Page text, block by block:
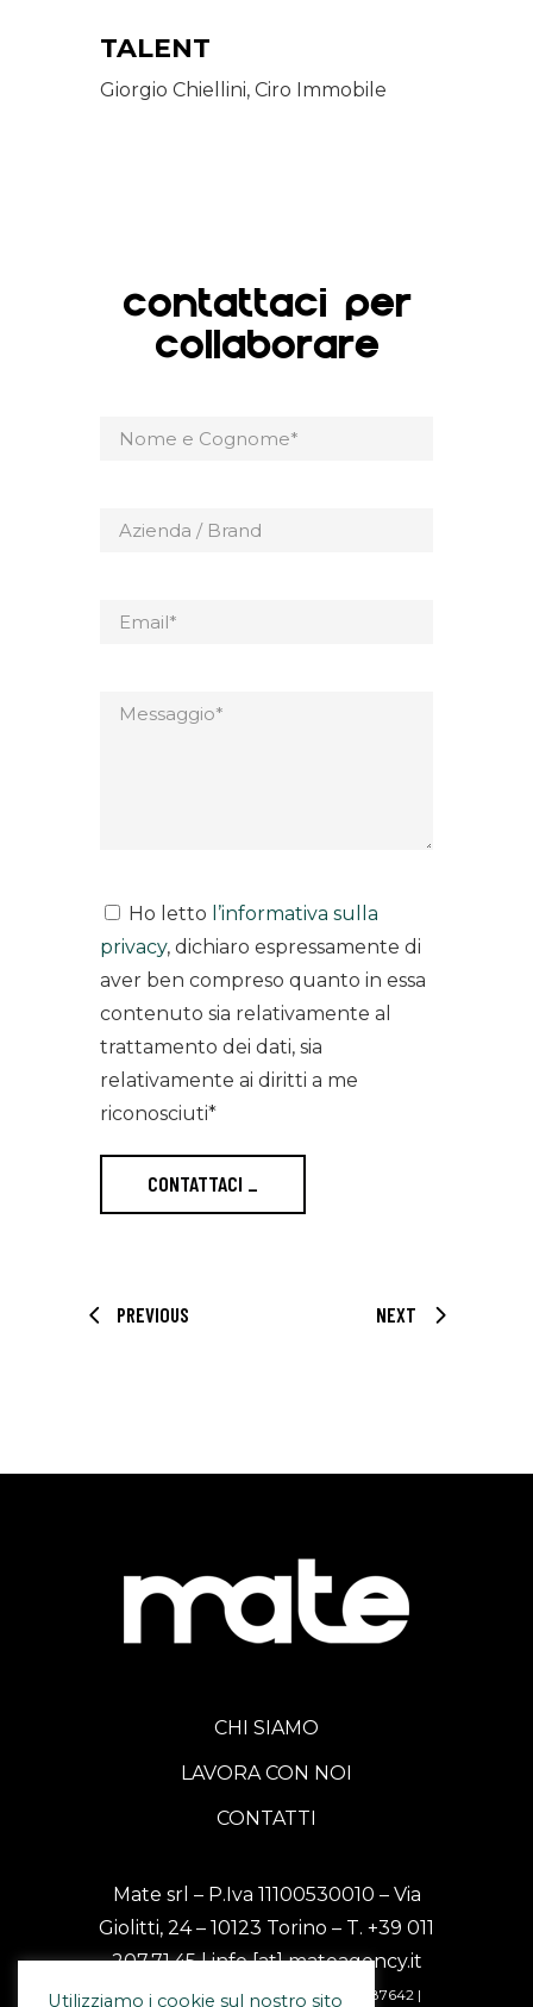
TALENT
Giorgio Chiellini, Ciro Immobile
CONTATTACI PER
COLLABORARE
Ho letto l’informativa sulla
privacy, dichiaro espressamente di
aver ben compreso quanto in essa
contenuto sia relativamente al
trattamento dei dati, sia
relativamente ai diritti a me
riconosciuti*
CONTATTACI _
PREVIOUS NEXT
CHI SIAMO
LAVORA CON NOI
CONTATTI
Mate srl – P.Iva 11100530010 – Via
Giolitti, 24 – 10123 Torino – T. +39 011
207.71.45| info [at] mateagency.it
PEC: mate [at] messaggipec.it | Rea 1187642 |
Utilizziamo i cookie sul nostro sito